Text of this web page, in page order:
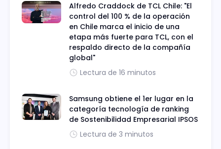
Alfredo Craddock de TCL Chile: "El
control del 100 % de la operación
en Chile marca el inicio de una
etapa más fuerte para TCL, con el
respaldo directo de la compañía
global"
Lectura de 16 minutos
Samsung obtiene el 1er lugar en la
categoría tecnología de ranking
de Sostenibilidad Empresarial IPSOS
Lectura de 3 minutos